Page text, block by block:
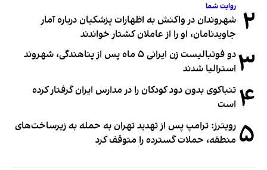
۲ روایت شما
شهروندان در واکنش به اظهارات پزشکیان درباره آمار
جاویدنامان، او را از عاملان کشتار خواندند
۳
دو فوتبالیست زن ایرانی ۵ ماه پس از پناهندگی، شهروند
استرالیا شدند
۴ تنباکوی بدون دود کودکان را در مدارس ایران گرفتار کرده
است
۵ رویترز: ترامپ پس از تهدید تهران به حمله به زیرساخت‌های
منطقه، حملات گسترده را متوقف کرد